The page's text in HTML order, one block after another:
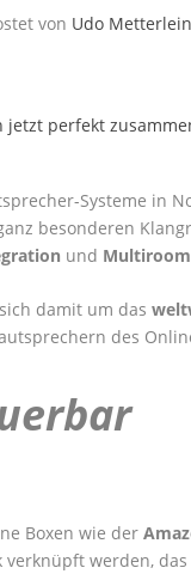
von Udo Metterlein
Systeme in
besonderen
und
damit um das
des
Boxen wie der
werden,